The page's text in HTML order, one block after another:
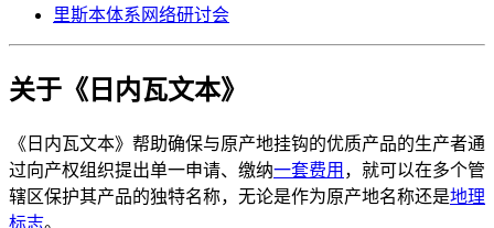
里斯本体系网络研讨会
关于《日内瓦文本》
《日内瓦文本》帮助确保与原产地挂钩的优质产品的生产者通
过向产权组织提出单一申请、缴纳​​​​​​​一套费用 ，就可以在多个管
辖区保护其产品的独特名称，无论是作为原产地名称还是​​​​​​​地理
标志​​​​​​​。